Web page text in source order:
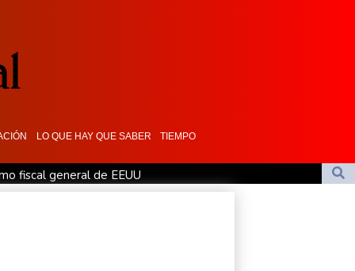
LO QUE HAY QUE SABER TIEMPO
fiscal general de EEUU